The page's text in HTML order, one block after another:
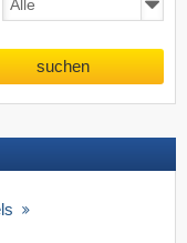
suchen